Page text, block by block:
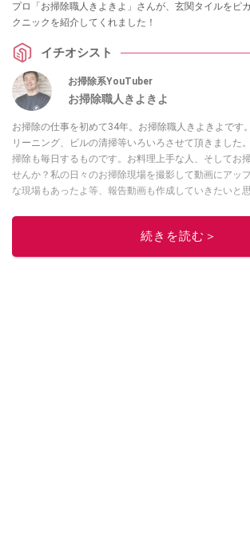
プロ「お掃除職人きよきよ」さんが、玄関タイルをピ
クニックを紹介してくれました！
イチオシスト
お掃除系YouTuber
お掃除職人きよきよ
お掃除の仕事を初めて34年。お掃除職人きよきよです
リーニング、ビルの清掃等いろいろさせて頂きました
掃除も毎日するものです。お料理上手な人、そしてお
せんか？私の日々のお掃除現場を撮影して動画にアッ
な現場もあったよ等、報告動画も作成していきたいと
このイチオシス
続きを読む＞